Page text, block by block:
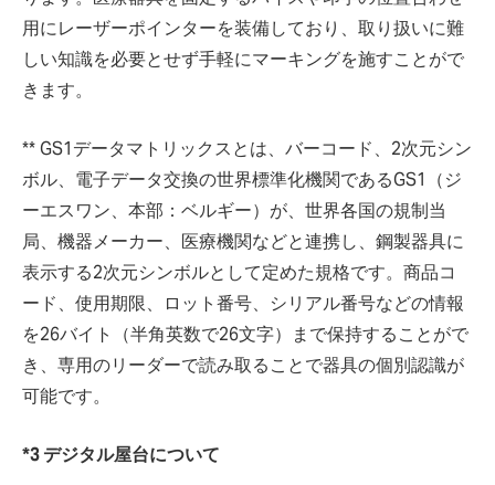
用にレーザーポインターを装備しており、取り扱いに難
しい知識を必要とせず手軽にマーキングを施すことがで
きます。
** GS1データマトリックスとは、バーコード、2次元シン
ボル、電子データ交換の世界標準化機関であるGS1（ジ
ーエスワン、本部：ベルギー）が、世界各国の規制当
局、機器メーカー、医療機関などと連携し、鋼製器具に
表示する2次元シンボルとして定めた規格です。商品コ
ード、使用期限、ロット番号、シリアル番号などの情報
を26バイト（半角英数で26文字）まで保持することがで
き、専用のリーダーで読み取ることで器具の個別認識が
可能です。
*3 デジタル屋台について